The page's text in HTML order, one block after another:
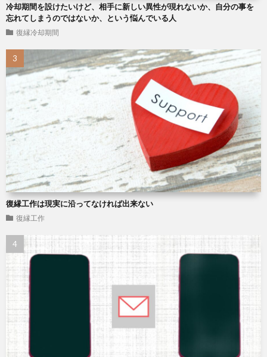
冷却期間を設けたいけど、相手に新しい異性が現れないか、自分の事を
忘れてしまうのではないか、という悩んでいる人
復縁冷却期間
復縁工作は現実に沿ってなければ出来ない
復縁工作